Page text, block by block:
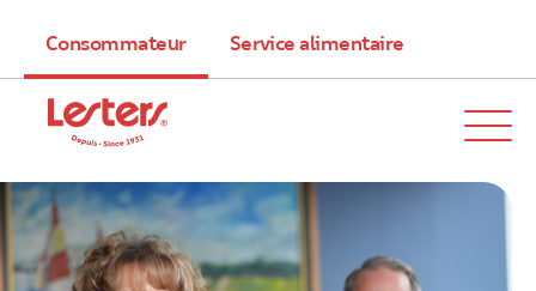
Consommateur Service alimentaire